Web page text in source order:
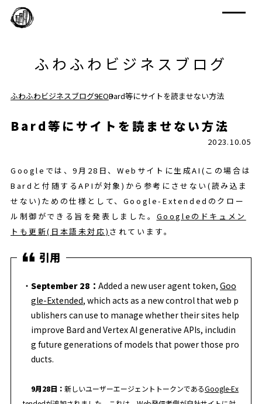
ふわふわビジネスブログ
ふわふわビジネスブログSEOBard等にサイトを読ませない方法
Bard等にサイトを読ませない方法
2023.10.05
Googleでは、9月28日、Webサイトに生成AI(この場合は
Bardと付随するAPIが対象)から参考にさせない(読み込ま
せない)ための仕様として、Google-Extendedのクロー
ル制御ができる旨を発表しました。 Googleのドキュメン
トも更新(日本語未対応) されています。
September 28： Added a new user agent token, Goo
gle-Extended, which acts as a new control that web p
ublishers can use to manage whether their sites help
improve Bard and Vertex AI generative APIs, includin
g future generations of models that power those pro
ducts.
9月28日： 新しいユーザーエージェントトークンであるGoogle-Ex